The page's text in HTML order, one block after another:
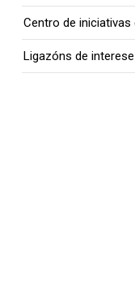
Centro de
Ligazóns de interese